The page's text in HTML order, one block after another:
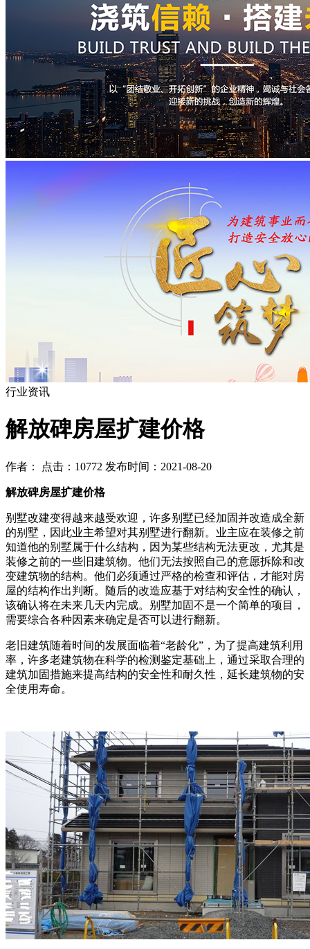
行业资讯
解放碑房屋扩建价格
作者： 点击：10772 发布时间：2021-08-20
解放碑房屋扩建价格
别墅改建变得越来越受欢迎，许多别墅已经加固并改造成全新
的别墅，因此业主希望对其别墅进行翻新。业主应在装修之前
知道他的别墅属于什么结构，因为某些结构无法更改，尤其是
装修之前的一些旧建筑物。他们无法按照自己的意愿拆除和改
变建筑物的结构。他们必须通过严格的检查和评估，才能对房
屋的结构作出判断。随后的改造应基于对结构安全性的确认，
该确认将在未来几天内完成。别墅加固不是一个简单的项目，
需要综合各种因素来确定是否可以进行翻新。
老旧建筑随着时间的发展面临着“老龄化”，为了提高建筑利用
率，许多老建筑物在科学的检测鉴定基础上，通过采取合理的
建筑加固措施来提高结构的安全性和耐久性，延长建筑物的安
全使用寿命。